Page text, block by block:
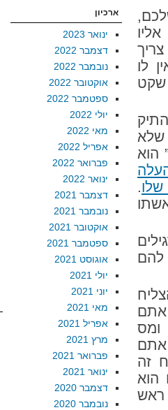
אליו
לו
שקט
שלא
הוא
.
להם
אתם
ומס
ש”ח, האם אתם
את התיק כי “4,000 ש”ח זה
הוא
ארכיון
ינואר 2023
דצמבר 2022
נובמבר 2022
אוקטובר 2022
ספטמבר 2022
יולי 2022
מאי 2022
אפריל 2022
פברואר 2022
ינואר 2022
דצמבר 2021
נובמבר 2021
אוקטובר 2021
ספטמבר 2021
אוגוסט 2021
יולי 2021
יוני 2021
מאי 2021
אפריל 2021
מרץ 2021
פברואר 2021
ינואר 2021
דצמבר 2020
נובמבר 2020